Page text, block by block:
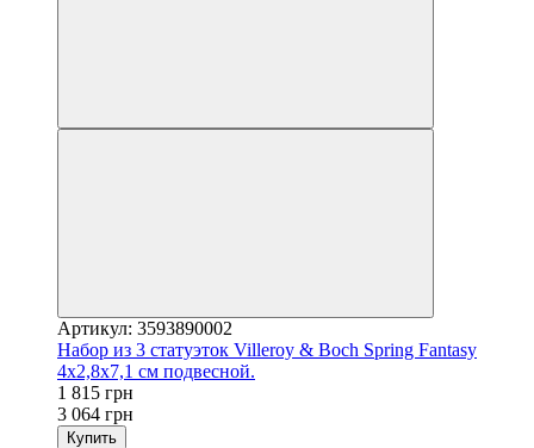
Артикул: 3593890002
Набор из 3 статуэток Villeroy & Boch Spring Fantasy
4x2,8x7,1 см подвесной.
1 815 грн
3 064 грн
Купить